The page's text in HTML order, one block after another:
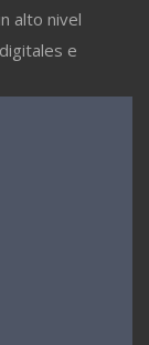
alto nivel
e